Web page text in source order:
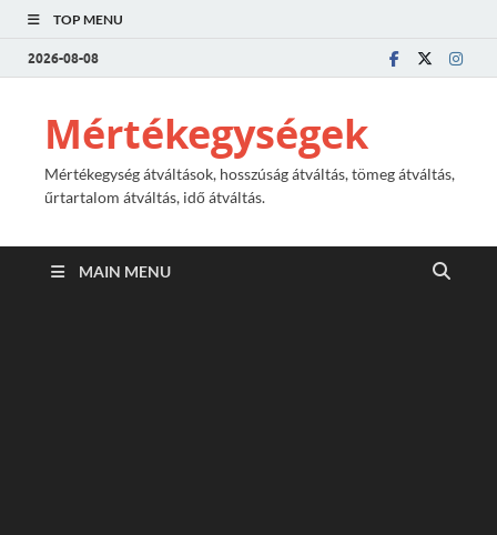
TOP MENU
2026-08-08
Mértékegységek
Mértékegység átváltások, hosszúság átváltás, tömeg átváltás,
űrtartalom átváltás, idő átváltás.
MAIN MENU